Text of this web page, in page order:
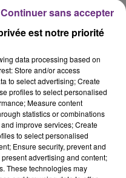
cette
est notre priorité
data processing based on
Store and/or access
to select advertising; Create
profiles to select personalised
Measure content
statistics or combinations
improve services; Create
to select personalised
Ensure security, prevent and
advertising and content;
These technologies may
Continuer sans accepter